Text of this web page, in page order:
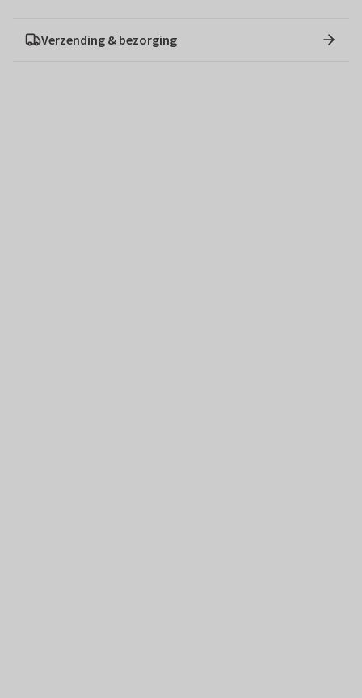
Verzending & bezorging